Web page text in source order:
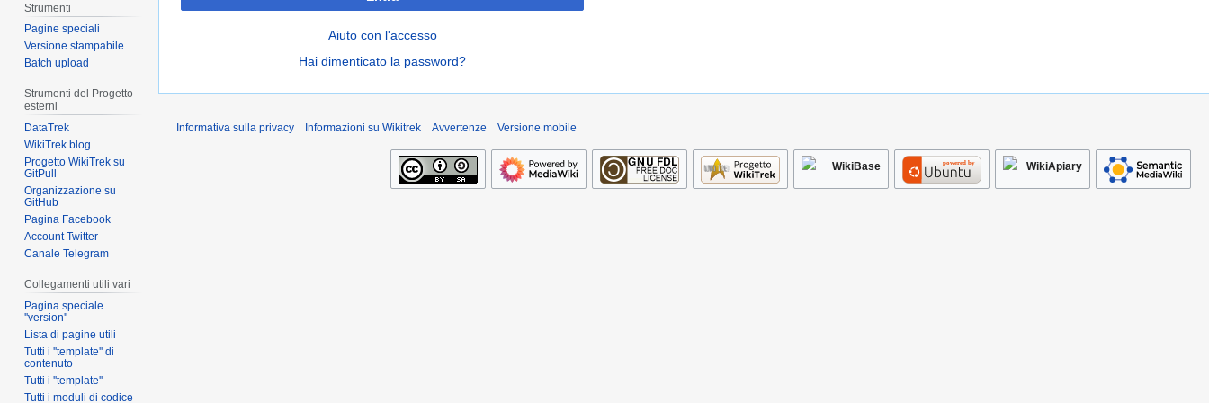
Aiuto con l'accesso
Hai dimenticato la password?
Strumenti
Pagine speciali
Versione stampabile
Batch upload
Strumenti del Progetto
esterni
DataTrek
WikiTrek blog
Progetto WikiTrek su
GitPull
Organizzazione su
GitHub
Pagina Facebook
Account Twitter
Canale Telegram
Collegamenti utili vari
Pagina speciale
''version''
Lista di pagine utili
Tutti i ''template'' di
contenuto
Tutti i ''template''
Tutti i moduli di codice
Informativa sulla privacy Informazioni su Wikitrek Avvertenze Versione mobile